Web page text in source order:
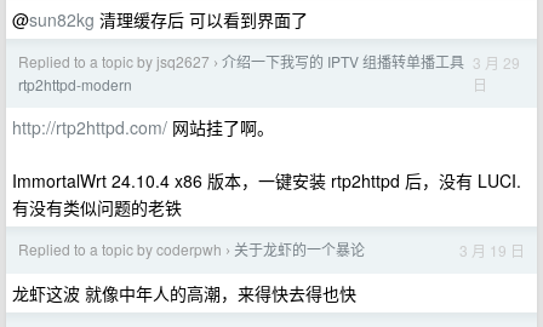
@sun82kg 清理缓存后 可以看到界面了
Replied to a topic by jsq2627 › 介绍一下我写的 IPTV 组播转单播工具
rtp2httpd-modern
3 月 29
日
http://rtp2httpd.com/ 网站挂了啊。
ImmortalWrt 24.10.4 x86 版本，一键安装 rtp2httpd 后，没有 LUCI.
有没有类似问题的老铁
Replied to a topic by coderpwh › 关于龙虾的一个暴论 3 月 19 日
龙虾这波 就像中年人的高潮，来得快去得也快